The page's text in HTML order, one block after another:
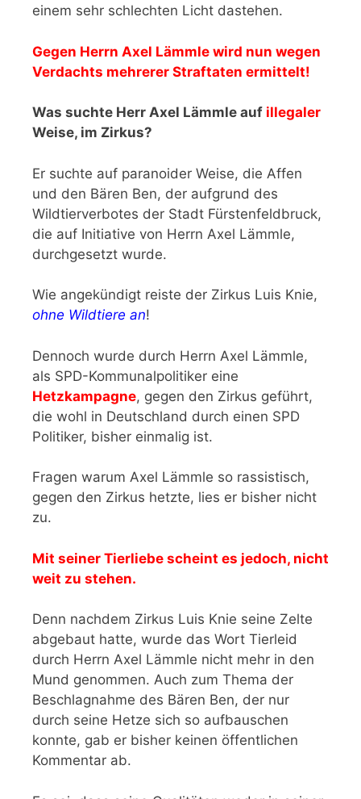
einem sehr schlechten Licht dastehen.
Gegen Herrn Axel Lämmle wird nun wegen
Verdachts mehrerer Straftaten ermittelt!
Was suchte Herr Axel Lämmle auf illegaler
Weise, im Zirkus?
Er suchte auf paranoider Weise, die Affen
und den Bären Ben, der aufgrund des
Wildtierverbotes der Stadt Fürstenfeldbruck,
die auf Initiative von Herrn Axel Lämmle,
durchgesetzt wurde.
Wie angekündigt reiste der Zirkus Luis Knie,
ohne Wildtiere an!
Dennoch wurde durch Herrn Axel Lämmle,
als SPD-Kommunalpolitiker eine
Hetzkampagne, gegen den Zirkus geführt,
die wohl in Deutschland durch einen SPD
Politiker, bisher einmalig ist.
Fragen warum Axel Lämmle so rassistisch,
gegen den Zirkus hetzte, lies er bisher nicht
zu.
Mit seiner Tierliebe scheint es jedoch, nicht
weit zu stehen.
Denn nachdem Zirkus Luis Knie seine Zelte
abgebaut hatte, wurde das Wort Tierleid
durch Herrn Axel Lämmle nicht mehr in den
Mund genommen. Auch zum Thema der
Beschlagnahme des Bären Ben, der nur
durch seine Hetze sich so aufbauschen
konnte, gab er bisher keinen öffentlichen
Kommentar ab.